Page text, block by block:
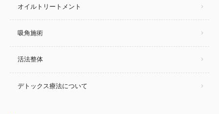
オイルトリートメント
吸角施術
活法整体
デトックス療法について